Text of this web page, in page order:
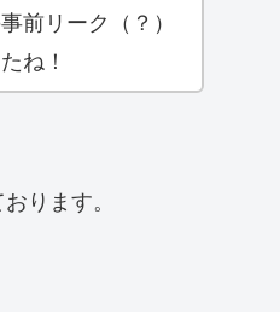
前リーク（？）
ね！
ります。